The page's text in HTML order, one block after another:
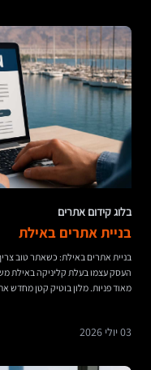
בלוג קידום אתרים
בניית אתרים באילת
בניית אתרים באילת: כשאתר טוב
העסק עצמו בעלת קליניקה באילת
מאוד פניות. מלון בוטיק קטן מחדש
03 יולי 2026